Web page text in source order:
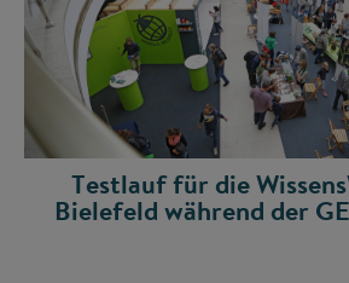
Testlauf für die
Bielefeld während der